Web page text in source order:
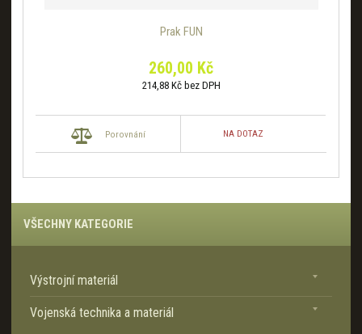
Prak FUN
260,00 Kč
214,88 Kč bez DPH
Porovnání NA DOTAZ
VŠECHNY KATEGORIE
Výstrojní materiál
Vojenská technika a materiál